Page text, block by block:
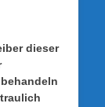
dieser